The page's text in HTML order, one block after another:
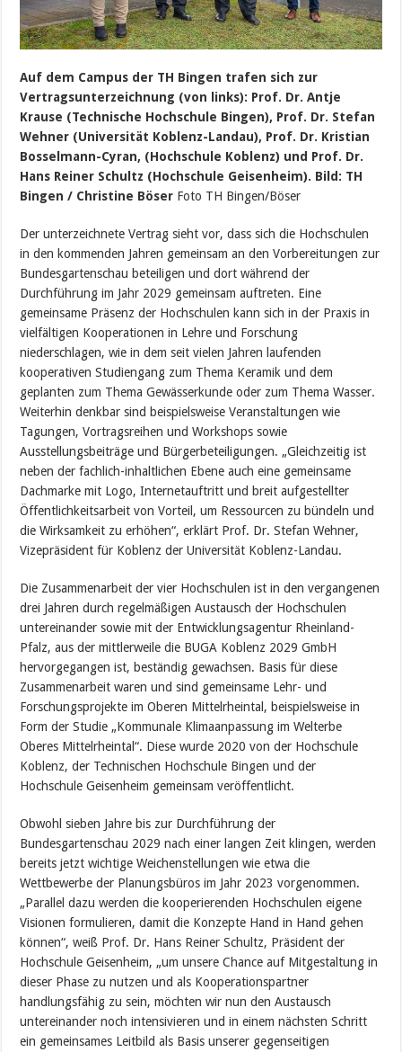
Auf dem Campus der TH Bingen trafen sich zur
Vertragsunterzeichnung (von links): Prof. Dr. Antje
Krause (Technische Hochschule Bingen), Prof. Dr. Stefan
Wehner (Universität Koblenz-Landau), Prof. Dr. Kristian
Bosselmann-Cyran, (Hochschule Koblenz) und Prof. Dr.
Hans Reiner Schultz (Hochschule Geisenheim). Bild: TH
Bingen / Christine Böser Foto TH Bingen/Böser
Der unterzeichnete Vertrag sieht vor, dass sich die Hochschulen
in den kommenden Jahren gemeinsam an den Vorbereitungen zur
Bundesgartenschau beteiligen und dort während der
Durchführung im Jahr 2029 gemeinsam auftreten. Eine
gemeinsame Präsenz der Hochschulen kann sich in der Praxis in
vielfältigen Kooperationen in Lehre und Forschung
niederschlagen, wie in dem seit vielen Jahren laufenden
kooperativen Studiengang zum Thema Keramik und dem
geplanten zum Thema Gewässerkunde oder zum Thema Wasser.
Weiterhin denkbar sind beispielsweise Veranstaltungen wie
Tagungen, Vortragsreihen und Workshops sowie
Ausstellungsbeiträge und Bürgerbeteiligungen. „Gleichzeitig ist
neben der fachlich-inhaltlichen Ebene auch eine gemeinsame
Dachmarke mit Logo, Internetauftritt und breit aufgestellter
Öffentlichkeitsarbeit von Vorteil, um Ressourcen zu bündeln und
die Wirksamkeit zu erhöhen“, erklärt Prof. Dr. Stefan Wehner,
Vizepräsident für Koblenz der Universität Koblenz-Landau.
Die Zusammenarbeit der vier Hochschulen ist in den vergangenen
drei Jahren durch regelmäßigen Austausch der Hochschulen
untereinander sowie mit der Entwicklungsagentur Rheinland-
Pfalz, aus der mittlerweile die BUGA Koblenz 2029 GmbH
hervorgegangen ist, beständig gewachsen. Basis für diese
Zusammenarbeit waren und sind gemeinsame Lehr- und
Forschungsprojekte im Oberen Mittelrheintal, beispielsweise in
Form der Studie „Kommunale Klimaanpassung im Welterbe
Oberes Mittelrheintal“. Diese wurde 2020 von der Hochschule
Koblenz, der Technischen Hochschule Bingen und der
Hochschule Geisenheim gemeinsam veröffentlicht.
Obwohl sieben Jahre bis zur Durchführung der
Bundesgartenschau 2029 nach einer langen Zeit klingen, werden
bereits jetzt wichtige Weichenstellungen wie etwa die
Wettbewerbe der Planungsbüros im Jahr 2023 vorgenommen.
„Parallel dazu werden die kooperierenden Hochschulen eigene
Visionen formulieren, damit die Konzepte Hand in Hand gehen
können“, weiß Prof. Dr. Hans Reiner Schultz, Präsident der
Hochschule Geisenheim, „um unsere Chance auf Mitgestaltung in
dieser Phase zu nutzen und als Kooperationspartner
handlungsfähig zu sein, möchten wir nun den Austausch
untereinander noch intensivieren und in einem nächsten Schritt
ein gemeinsames Leitbild als Basis unserer gegenseitigen